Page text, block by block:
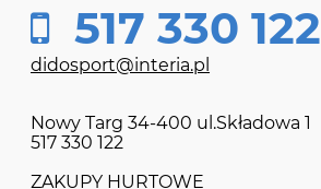
517 330 122
didosport@interia.pl
Nowy Targ 34-400 ul.Składowa 1
517 330 122
ZAKUPY HURTOWE